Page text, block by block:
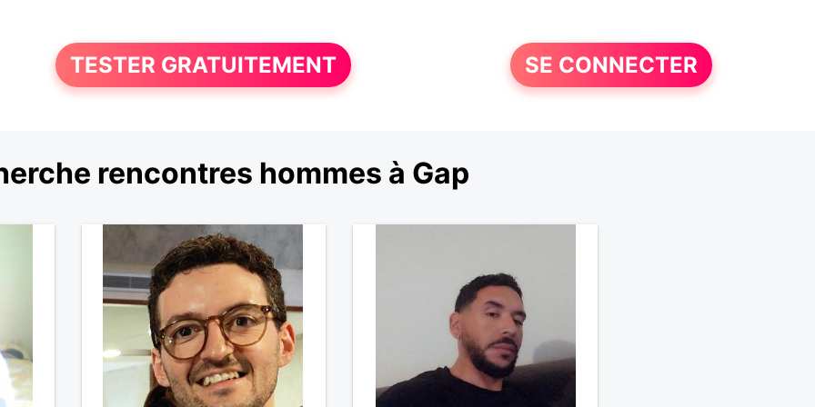
TESTER GRATUITEMENT SE CONNECTER
rencontres hommes à Gap